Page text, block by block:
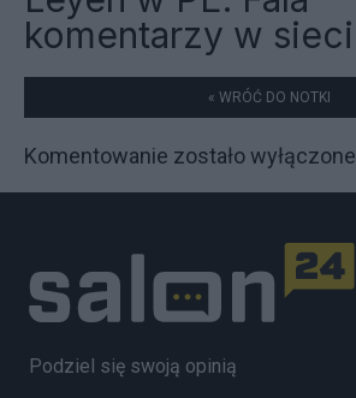
komentarzy w sieci
« WRÓĆ DO NOTKI
Komentowanie zostało wyłączone
Podziel się swoją opinią